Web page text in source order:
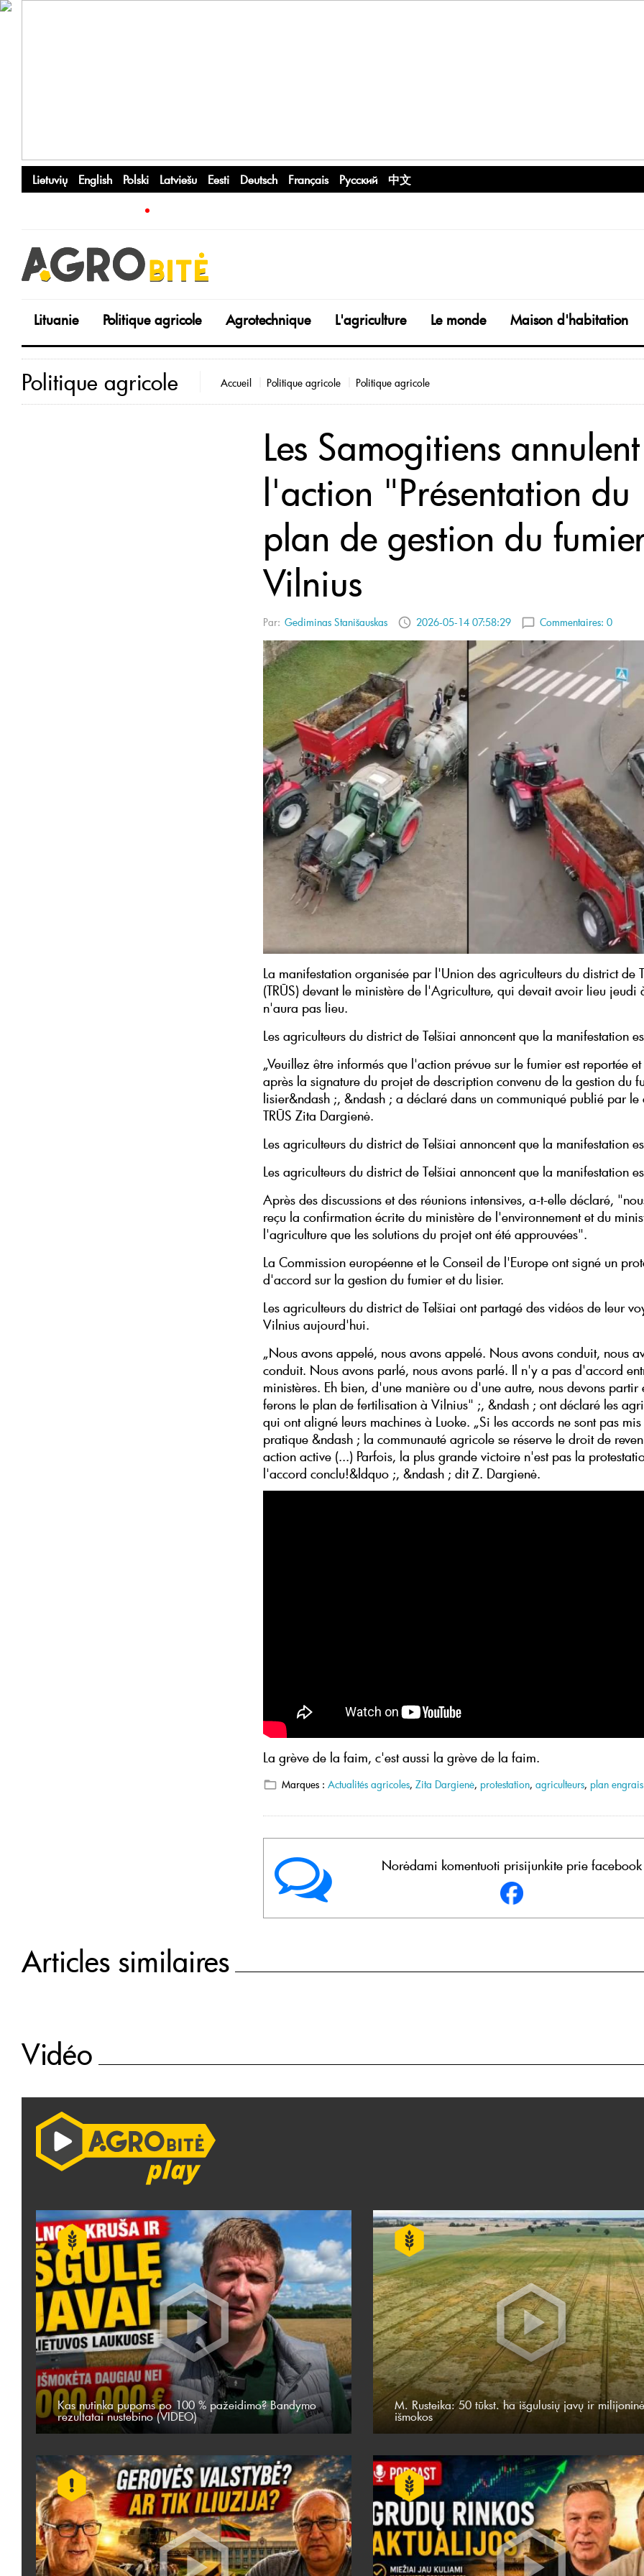
Lietuvių English Polski Latviešu Eesti Deutsch Français Русский 中文
Lituanie Politique agricole Agrotechnique L'agriculture Le monde Maison d'habitation
Politique agricole Accueil Politique agricole Politique agricole
Les Samogitiens annulent
l'action "Présentation du
plan de gestion du
Vilnius
Par: Gediminas Stanišauskas 2026-05-14 07:58:29 Commentaires: 0
La manifestation organisée par l'Union des agriculteurs du district de
(TRŪS) devant le ministère de l'Agriculture, qui devait avoir lieu jeudi
n'aura pas lieu.
Les agriculteurs du district de Telšiai annoncent que la manifestation
„Veuillez être informés que l'action prévue sur le fumier est reportée
après la signature du projet de description convenu de la gestion du
lisier&ndash ;, &ndash ; a déclaré dans un communiqué publié par le
TRŪS Zita Dargienė.
Les agriculteurs du district de Telšiai annoncent que la manifestation
Les agriculteurs du district de Telšiai annoncent que la manifestation
Après des discussions et des réunions intensives, a-t-elle déclaré,
reçu la confirmation écrite du ministère de l'environnement et du
l'agriculture que les solutions du projet ont été approuvées".
La Commission européenne et le Conseil de l'Europe ont signé un
d'accord sur la gestion du fumier et du lisier.
Les agriculteurs du district de Telšiai ont partagé des vidéos de leur
Vilnius aujourd'hui.
„Nous avons appelé, nous avons appelé. Nous avons conduit, nous
conduit. Nous avons parlé, nous avons parlé. Il n'y a pas d'accord
ministères. Eh bien, d'une manière ou d'une autre, nous devons partir
ferons le plan de fertilisation à Vilnius" ;, &ndash ; ont déclaré les
qui ont aligné leurs machines à Luoke. „Si les accords ne sont pas
pratique &ndash ; la communauté agricole se réserve le droit de
action active (...) Parfois, la plus grande victoire n'est pas la
l'accord conclu!&ldquo ;, &ndash ; dit Z. Dargienė.
La grève de la faim, c'est aussi la grève de la faim.
Marques : Actualités agricoles, Zita Dargienė, protestation, agriculteurs, plan engrais
Norėdami komentuoti prisijunkite prie facebook
Articles similaires
Vidéo
Kas nutinka pupoms po 100 % pažeidimo? Bandymo
rezultatai nustebino (VIDEO)
M. Rusteika: 50 tūkst. ha išgulusių javų ir
išmokos